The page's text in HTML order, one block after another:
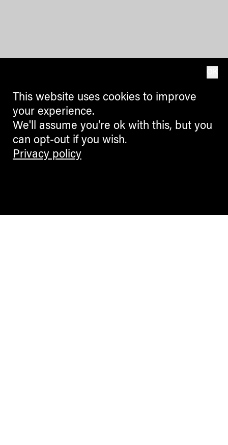
This website uses cookies to improve
your experience.
We'll assume you're ok with this, but you
can opt-out if you wish.
Privacy policy